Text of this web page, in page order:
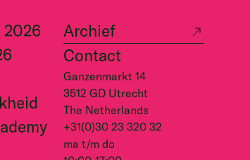
2026
Archief
Contact
Ganzenmarkt 14
3512 GD Utrecht
The Netherlands
+31(0)30 23 320 32
ma t/m do